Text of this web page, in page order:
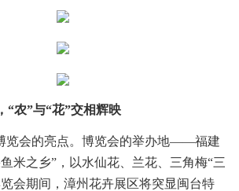
“农”与“花”交相辉映
览会的亮点。博览会的举办地——福建
米之乡”，以水仙花、兰花、三角梅“三
会期间，漳州花卉展区将突显闽台特